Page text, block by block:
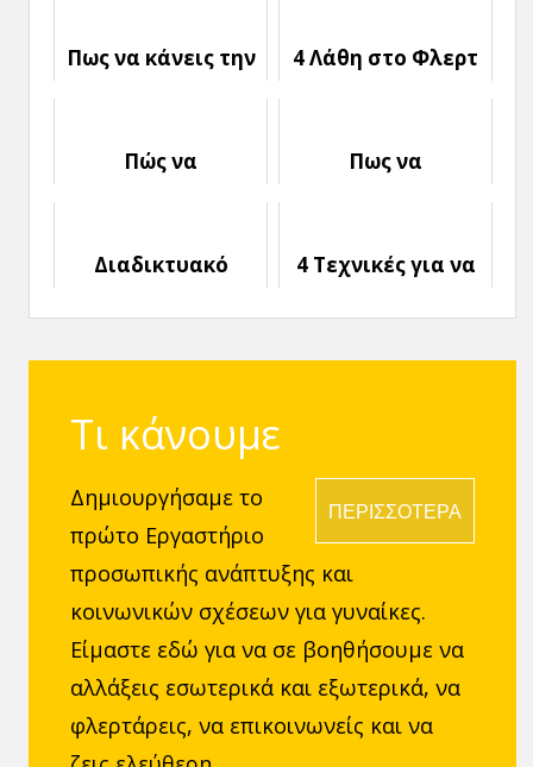
Πως να κάνεις την
4 Λάθη στο Φλερτ
Πώς να
Πως να
Διαδικτυακό
είναι τόσο
4 Τεχνικές για να
αποτελεσματικά
Τι κάνουμε
ΠΕΡΙΣΣΟΤΕΡΑ
Δημιουργήσαμε το
πρώτο Εργαστήριο
προσωπικής ανάπτυξης και
κοινωνικών σχέσεων για γυναίκες.
Είμαστε εδώ για να σε βοηθήσουμε να
αλλάξεις εσωτερικά και εξωτερικά, να
φλερτάρεις, να επικοινωνείς και να